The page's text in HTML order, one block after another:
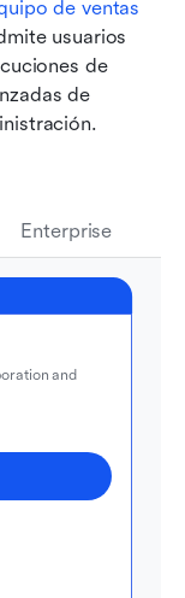
de ventas
usuarios
de
de
Enterprise
and